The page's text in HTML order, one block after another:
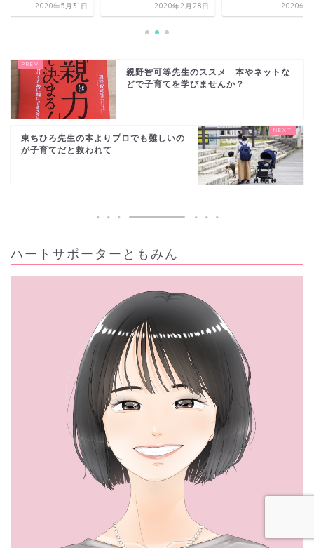
2020年2月28日 2020年3月6日 2020年5
親野智可等先生のススメ 本やネットな
どで子育てを学びませんか？
東ちひろ先生の本よりプロでも難しいの
が子育てだと救われて
ハートサポーターともみん